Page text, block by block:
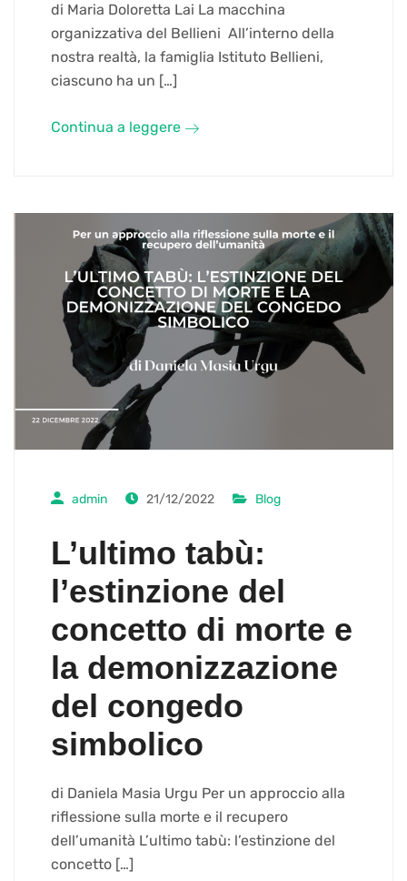
di Maria Doloretta Lai La macchina
organizzativa del Bellieni All’interno della
nostra realtà, la famiglia Istituto Bellieni,
ciascuno ha un […]
Continua a leggere
admin 21/12/2022 Blog
L’ultimo tabù:
l’estinzione del
concetto di morte e
la demonizzazione
del congedo
simbolico
di Daniela Masia Urgu Per un approccio alla
riflessione sulla morte e il recupero
dell’umanità L’ultimo tabù: l’estinzione del
concetto […]